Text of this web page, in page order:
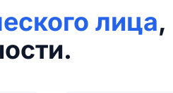
лица,